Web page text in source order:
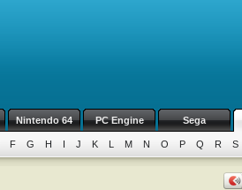
Nintendo 64 PC Engine Sega
F G H I J K L M N O P Q R S